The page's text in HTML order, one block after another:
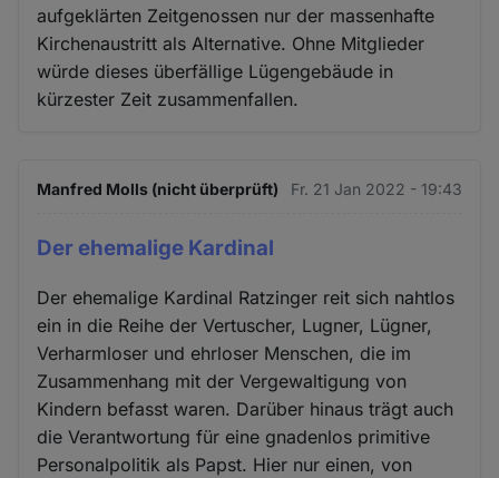
aufgeklärten Zeitgenossen nur der massenhafte
Kirchenaustritt als Alternative. Ohne Mitglieder
würde dieses überfällige Lügengebäude in
kürzester Zeit zusammenfallen.
Manfred Molls (nicht überprüft) Fr. 21 Jan 2022 - 19:43
Der ehemalige Kardinal
Der ehemalige Kardinal Ratzinger reit sich nahtlos
ein in die Reihe der Vertuscher, Lugner, Lügner,
Verharmloser und ehrloser Menschen, die im
Zusammenhang mit der Vergewaltigung von
Kindern befasst waren. Darüber hinaus trägt auch
die Verantwortung für eine gnadenlos primitive
Personalpolitik als Papst. Hier nur einen, von